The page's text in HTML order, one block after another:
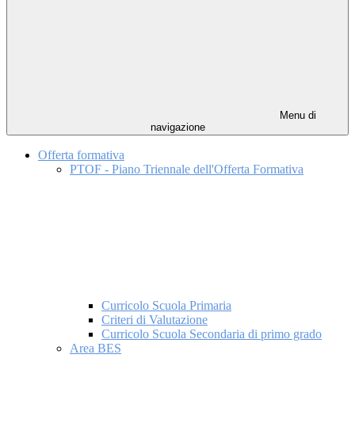
Menu di
navigazione
Offerta formativa
PTOF - Piano Triennale dell'Offerta Formativa
Curricolo Scuola Primaria
Criteri di Valutazione
Curricolo Scuola Secondaria di primo grado
Area BES